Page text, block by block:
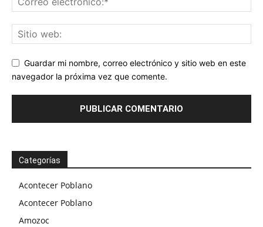
Guardar mi nombre, correo electrónico y sitio web en este
navegador la próxima vez que comente.
Categorías
Acontecer Poblano
Acontecer Poblano
Amozoc